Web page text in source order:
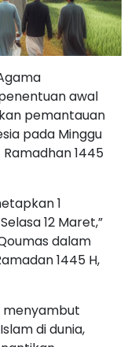
awal
pemantauan
pada Minggu
1445
1
12 Maret,”
dalam
1445 H,
menyambut
di dunia,